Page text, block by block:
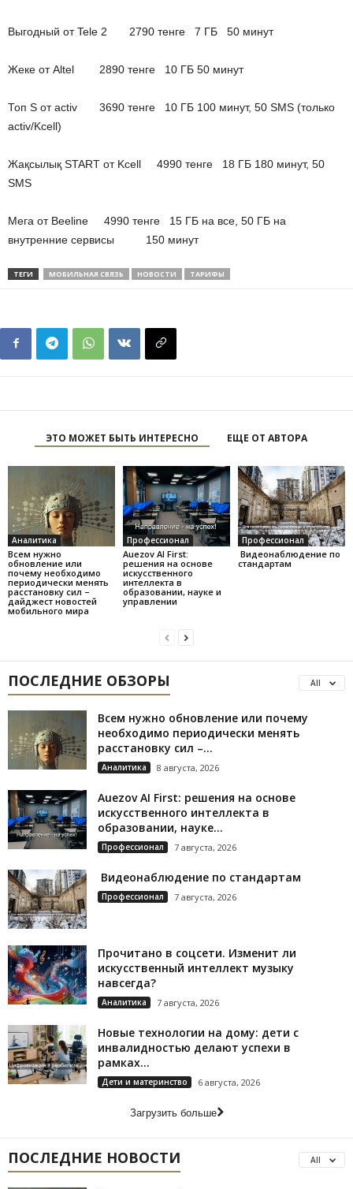
Выгодный от Tele 2 2790 тенге 7 ГБ 50 минут
Жеке от Altel 2890 тенге 10 ГБ 50 минут
Топ S от activ 3690 тенге 10 ГБ 100 минут, 50 SMS (только
activ/Kcell)
Жақсылық START от Kcell 4990 тенге 18 ГБ 180 минут, 50
SMS
Мега от Beeline 4990 тенге 15 ГБ на все, 50 ГБ на
внутренние сервисы 150 минут
ТЕГИ МОБИЛЬНАЯ СВЯЗЬ НОВОСТИ ТАРИФЫ
ЭТО МОЖЕТ БЫТЬ ИНТЕРЕСНО ЕЩЕ ОТ АВТОРА
Аналитика
Всем нужно
обновление или
почему необходимо
периодически менять
расстановку сил –
дайджест новостей
мобильного мира
Профессионал
Auezov AI First:
решения на основе
искусственного
интеллекта в
образовании, науке и
управлении
Профессионал
Видеонаблюдение по
стандартам
ПОСЛЕДНИЕ ОБЗОРЫ All
Всем нужно обновление или почему
необходимо периодически менять
расстановку сил –...
Аналитика 8 августа, 2026
Auezov AI First: решения на основе
искусственного интеллекта в
образовании, науке...
Профессионал 7 августа, 2026
Видеонаблюдение по стандартам
Профессионал 7 августа, 2026
Прочитано в соцсети. Изменит ли
искусственный интеллект музыку
навсегда?
Аналитика 7 августа, 2026
Новые технологии на дому: дети с
инвалидностью делают успехи в
рамках...
Дети и материнство 6 августа, 2026
Загрузить больше
ПОСЛЕДНИЕ НОВОСТИ All